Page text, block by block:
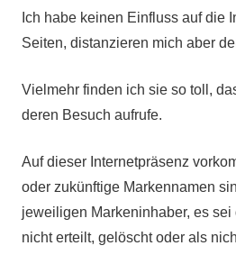
Ich habe keinen Einfluss auf die
Seiten, distanzieren mich aber
Vielmehr finden ich sie so toll,
deren Besuch aufrufe.
Auf dieser Internetpräsenz
oder zukünftige Markennamen
jeweiligen Markeninhaber, es
nicht erteilt, gelöscht oder als